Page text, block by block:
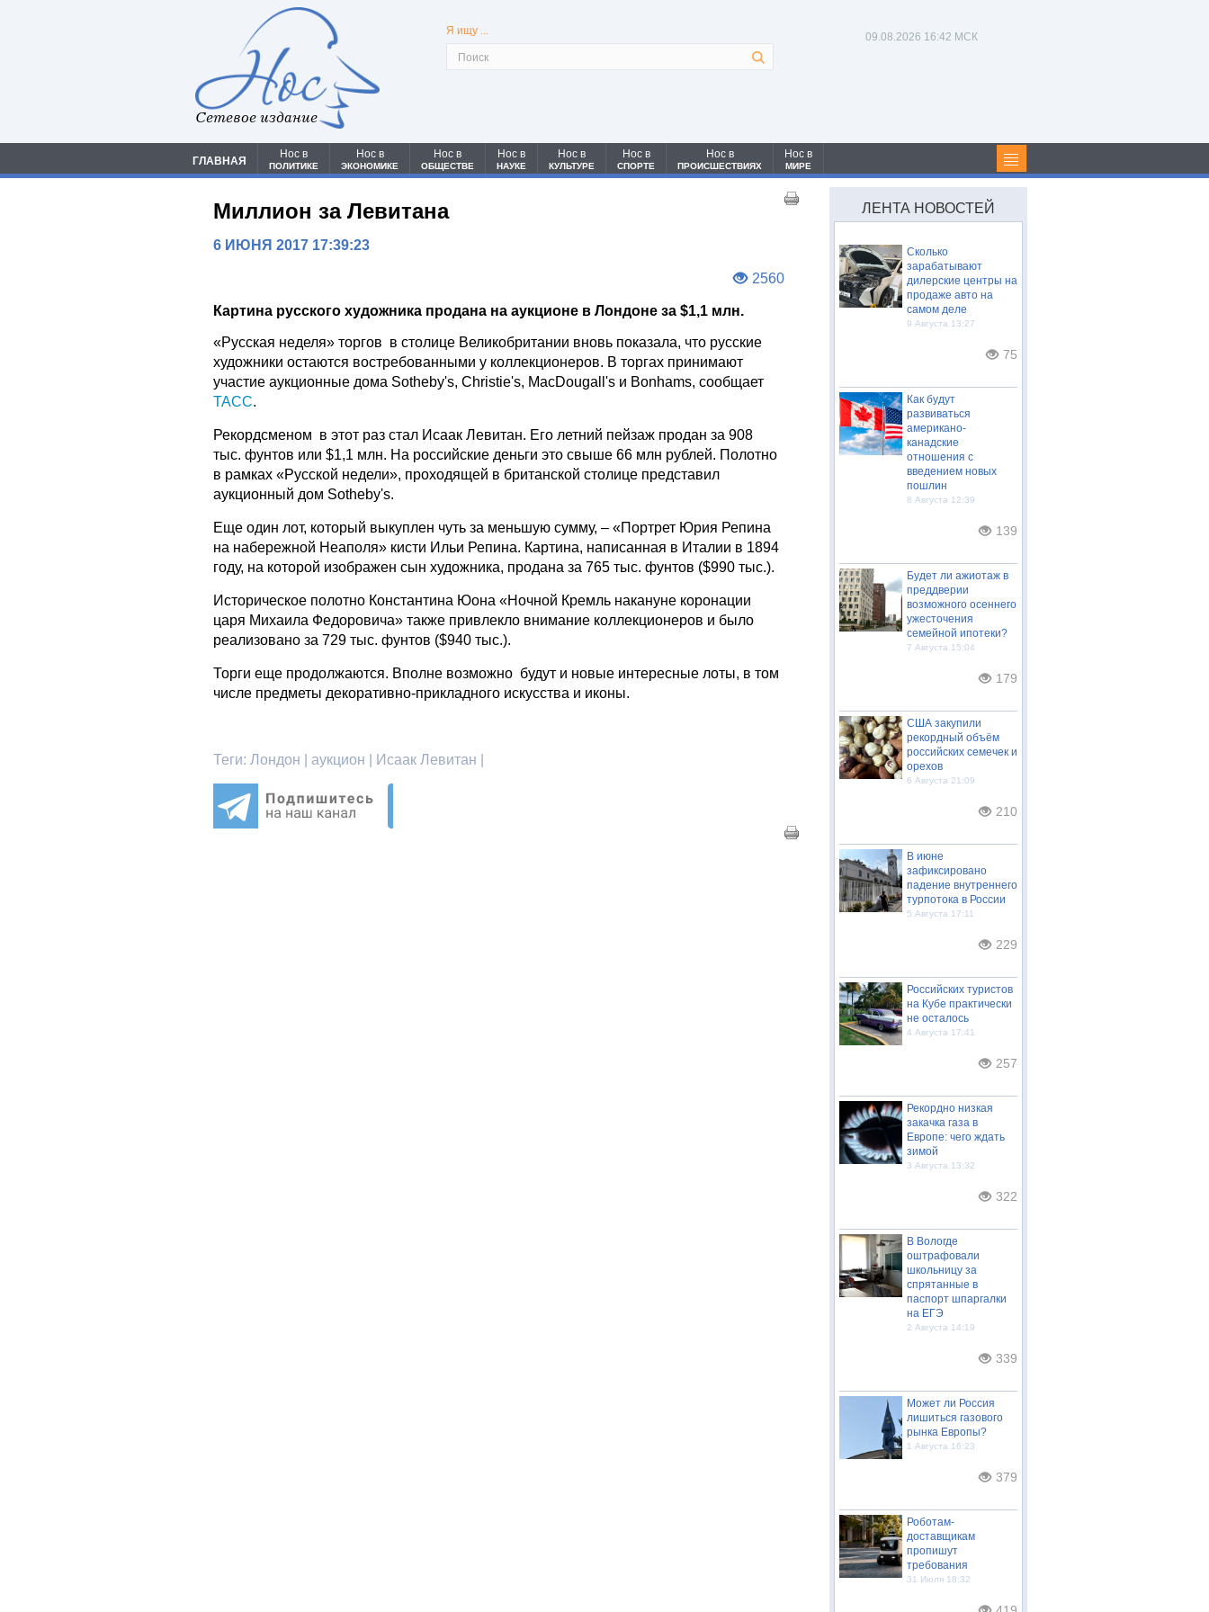
Сетевое издание
Я ищу ... 09.08.2026 16:43 МСК
ГЛАВНАЯ
Нос в
ПОЛИТИКЕ
Нос в
ЭКОНОМИКЕ
Нос в
ОБЩЕСТВЕ
Нос в
НАУКЕ
Нос в
КУЛЬТУРЕ
Нос в
СПОРТЕ
Нос в
ПРОИСШЕСТВИЯХ
Нос в
МИРЕ
Миллион за Левитана
6 ИЮНЯ 2017 17:39:23
2560
Картина русского художника продана на аукционе в Лондоне за $1,1 млн.
«Русская неделя» торгов в столице Великобритании вновь показала, что русские
художники остаются востребованными у коллекционеров. В торгах принимают
участие аукционные дома Sotheby's, Christie's, MacDougall's и Bonhams, сообщает
ТАСС.
Рекордсменом в этот раз стал Исаак Левитан. Его летний пейзаж продан за 908
тыс. фунтов или $1,1 млн. На российские деньги это свыше 66 млн рублей. Полотно
в рамках «Русской недели», проходящей в британской столице представил
аукционный дом Sotheby's.
Еще один лот, который выкуплен чуть за меньшую сумму, – «Портрет Юрия Репина
на набережной Неаполя» кисти Ильи Репина. Картина, написанная в Италии в 1894
году, на которой изображен сын художника, продана за 765 тыс. фунтов ($990 тыс.).
Историческое полотно Константина Юона «Ночной Кремль накануне коронации
царя Михаила Федоровича» также привлекло внимание коллекционеров и было
реализовано за 729 тыс. фунтов ($940 тыс.).
Торги еще продолжаются. Вполне возможно будут и новые интересные лоты, в том
числе предметы декоративно-прикладного искусства и иконы.
Теги: Лондон | аукцион | Исаак Левитан |
ЛЕНТА НОВОСТЕЙ
Сколько
зарабатывают
дилерские центры на
продаже авто на
самом деле
9 Августа 13:27
75
Как будут
развиваться
американо-
канадские
отношения с
введением новых
пошлин
8 Августа 12:39
139
Будет ли ажиотаж в
преддверии
возможного осеннего
ужесточения
семейной ипотеки?
7 Августа 15:04
179
США закупили
рекордный объём
российских семечек и
орехов
6 Августа 21:09
210
В июне
зафиксировано
падение внутреннего
турпотока в России
5 Августа 17:11
229
Российских туристов
на Кубе практически
не осталось
4 Августа 17:41
257
Рекордно низкая
закачка газа в
Европе: чего ждать
зимой
3 Августа 13:32
322
В Вологде
оштрафовали
школьницу за
спрятанные в
паспорт шпаргалки
на ЕГЭ
2 Августа 14:19
339
Может ли Россия
лишиться газового
рынка Европы?
1 Августа 16:23
379
Роботам-
доставщикам
пропишут
требования
31 Июля 18:32